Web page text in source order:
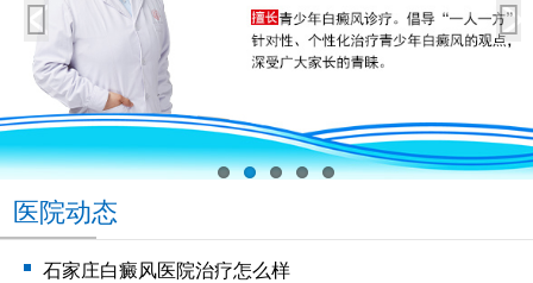
医院动态
石家庄白癜风医院治疗怎么样